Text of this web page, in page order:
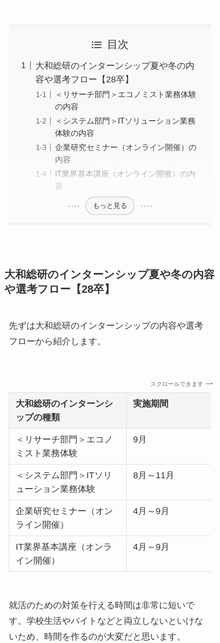
目次
大和総研のインターンシップ夏や冬の内
容や選考フロー【28卒】
＜リサーチ部門＞エコノミスト業務体験
の内容
＜システム部門＞ITソリューション業務
体験の内容
企業研究セミナー（オンライン開催）の
内容
IT業界基本講座（オンライン開催）の内
容
もっと見る
大和総研のインターンシップ夏や冬の内容
や選考フロー【28卒】
先ずは大和総研のインターンシップの内容や選考
フローから紹介します。
スクロールできます
大和総研のインターンシ
ップの種類
実施期間
＜リサーチ部門＞エコノ
ミスト業務体験
9月
＜システム部門＞ITソリ
ューション業務体験
8月～11月
企業研究セミナー（オン
ライン開催）
4月～9月
IT業界基本講座（オンラ
イン開催）
4月～9月
就活のための対策を行える時間は非常に短いで
す。学校生活やバイトなどと両立しないといけな
いため、時間を作るのが大変だと思います。